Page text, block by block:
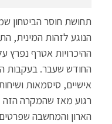
תחושת חוסר הביטחון
הנוגע לזהות המינית,
ההיכרויות אטרף נפרץ
החודש שעבר. בעקבות
אישיים, סיסמאות
רגוע מאז שהמקרה הזה
הארון והמחשבה